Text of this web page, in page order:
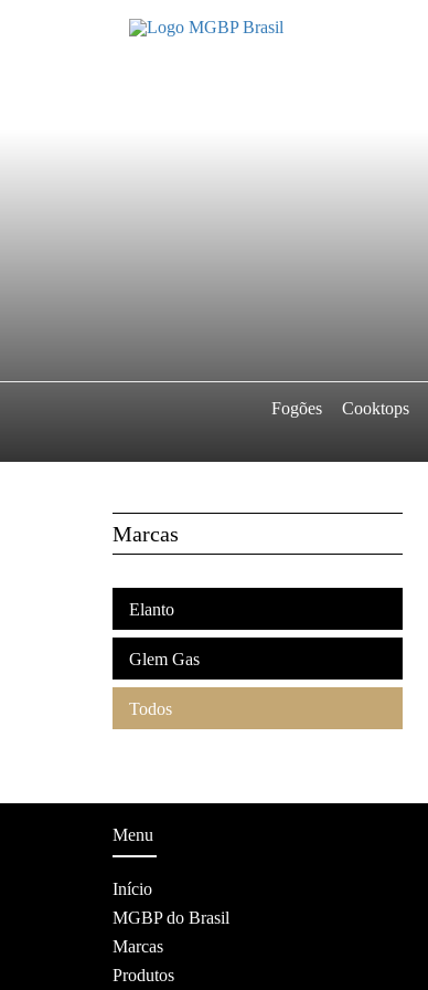
Fogões Cooktops
Marcas
Elanto
Glem Gas
Todos
Menu
Início
MGBP do Brasil
Marcas
Produtos